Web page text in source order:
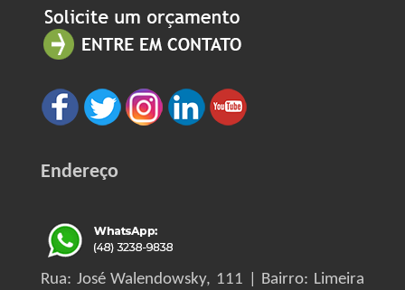
Endereço
Rua: José Walendowsky, 111 | Bairro: Limeira